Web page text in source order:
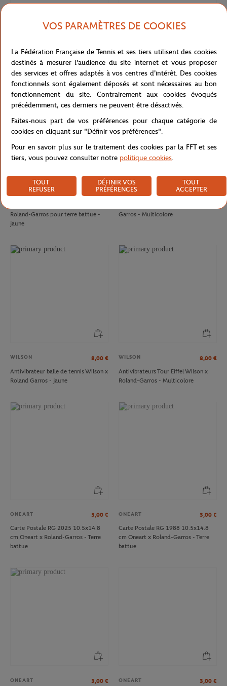
Polo Arbitre Homme Lacoste x
Roland-Garros - Marine
Jupe Ramasseuse femme Lacoste x
WILSON 10,50 €
Roland-Garros pour terre battue -
jaune
WILSON 8,00
Garros - Multicolore
WILSON 8,00 €
Antivibrateur balle de tennis Wilson x
Roland Garros - jaune
WILSON 8,00 €
Antivibrateurs Tour Eiffel Wilson x
Roland-Garros - Multicolore
ONEART 3,00 €
Carte Postale RG 2025 10.5x14.8
cm Oneart x Roland-Garros - Terre
battue
ONEART 3,00 €
Carte Postale RG 1988 10.5x14.8
cm Oneart x Roland-Garros - Terre
battue
ONEART 3,00 € ONEART 3,00 €
VOS PARAMÈTRES DE COOKIES
La Fédération Française de Tennis et ses tiers utilisent des cookies
destinés à mesurer l'audience du site internet et vous proposer
des services et offres adaptés à vos centres d'intérêt. Des cookies
fonctionnels sont également déposés et sont nécessaires au bon
fonctionnement du site. Contrairement aux cookies évoqués
précédemment, ces derniers ne peuvent être désactivés.
Faites-nous part de vos préférences pour chaque catégorie de
cookies en cliquant sur "Définir vos préférences".
Pour en savoir plus sur le traitement des cookies par la FFT et ses
tiers, vous pouvez consulter notre politique cookies.
TOUT
REFUSER
DÉFINIR VOS
PRÉFÉRENCES
TOUT
ACCEPTER